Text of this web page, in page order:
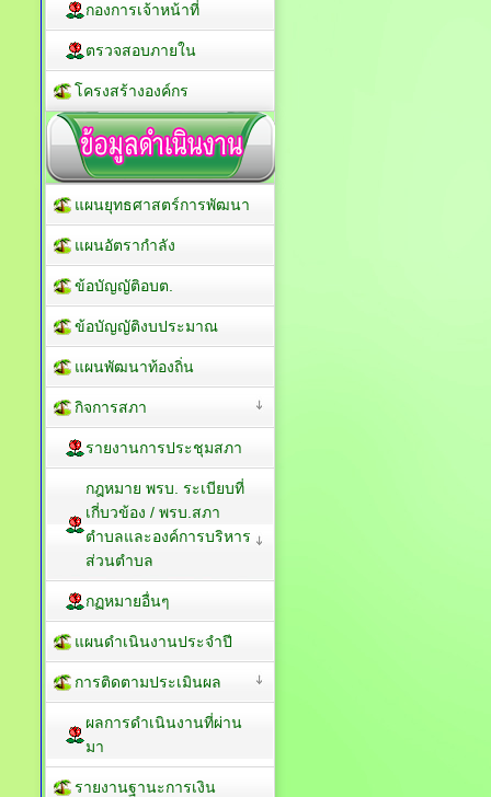
กองการเจ้าหน้าที่
ตรวจสอบภายใน
โครงสร้างองค์กร
แผนยุทธศาสตร์การพัฒนา
แผนอัตรากำลัง
ข้อบัญญัติอบต.
ข้อบัญญัติงบประมาณ
แผนพัฒนาท้องถิ่น
กิจการสภา
รายงานการประชุมสภา
กฎหมาย พรบ. ระเบียบที่
เกี่บวข้อง / พรบ.สภา
ตำบลและองค์การบริหาร
ส่วนตำบล
กฏหมายอื่นๆ
แผนดำเนินงานประจำปี
การติดตามประเมินผล
ผลการดำเนินงานที่ผ่าน
มา
รายงานฐานะการเงิน